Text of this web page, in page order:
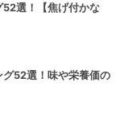
52選！【焦げ付かな
グ52選！味や栄養価の